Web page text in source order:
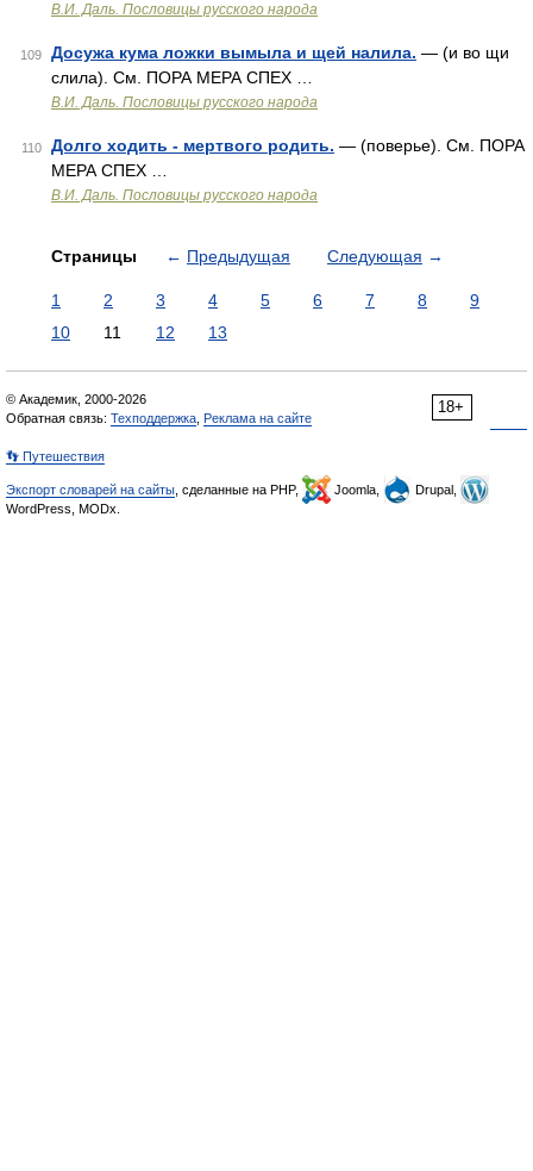
В.И. Даль. Пословицы русского народа
109 Досужа кума ложки вымыла и щей налила. — (и во щи
слила). См. ПОРА МЕРА СПЕХ …
В.И. Даль. Пословицы русского народа
110 Долго ходить - мертвого родить. — (поверье). См. ПОРА
МЕРА СПЕХ …
В.И. Даль. Пословицы русского народа
Страницы ← Предыдущая Следующая →
1 2 3 4 5 6 7 8
9
10
11 12 13
18+
© Академик, 2000-2026
Обратная связь: Техподдержка Реклама на сайте
👣 Путешествия
Экспорт словарей на сайты , сделанные на PHP, Joomla,
Drupal,
WordPress, MODx.